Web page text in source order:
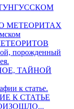
МЕТЕОРИТАХ
порожденный
ТАЙНОЙ
к статье.
К СТАТЬЕ